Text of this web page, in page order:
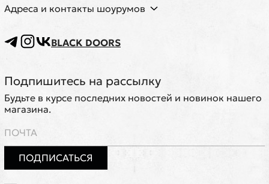
Адреса и контакты шоурумов
BLACK DOORS
Подпишитесь на рассылку
Будьте в курсе последних новостей и новинок нашего
магазина.
ПОДПИСАТЬСЯ